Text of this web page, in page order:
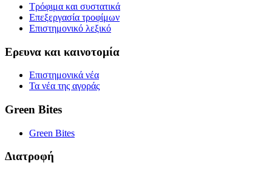
Τρόφιμα και συστατικά
Επεξεργασία τροφίμων
Επιστημονικό λεξικό
Ερευνα και καινοτομία
Επιστημονικά νέα
Τα νέα της αγοράς
Green Bites
Green Bites
Διατροφή